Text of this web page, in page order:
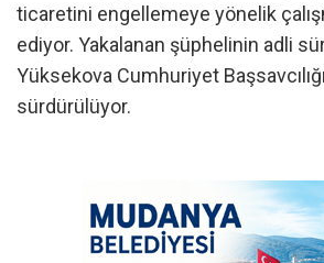
ticaretini engellemeye yönelik
ediyor. Yakalanan şüphelinin adli
Yüksekova Cumhuriyet
sürdürülüyor.